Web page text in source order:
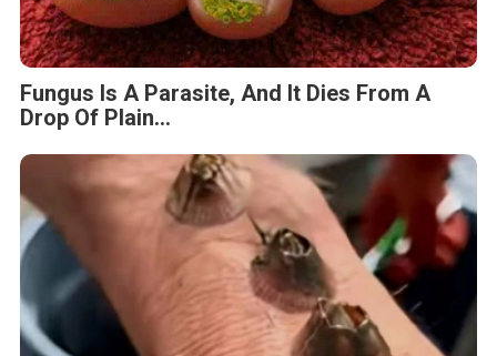
Fungus Is A Parasite, And It Dies From A
Drop Of Plain...